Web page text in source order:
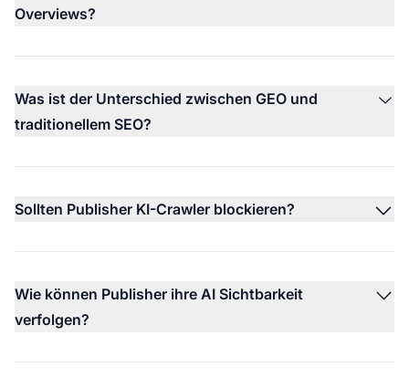
Overviews?
Was ist der Unterschied zwischen GEO und
traditionellem SEO?
Sollten Publisher KI-Crawler blockieren?
Wie können Publisher ihre AI Sichtbarkeit
verfolgen?